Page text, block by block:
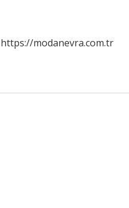
https://modanevra.com.tr